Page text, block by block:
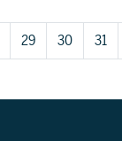
29 30 31